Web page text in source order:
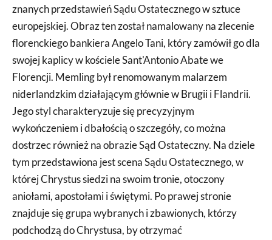
znanych przedstawień Sądu Ostatecznego w sztuce
europejskiej. Obraz ten został namalowany na zlecenie
florenckiego bankiera Angelo Tani, który zamówił go dla
swojej kaplicy w kościele Sant'Antonio Abate we
Florencji. Memling był renomowanym malarzem
niderlandzkim działającym głównie w Brugii i Flandrii.
Jego styl charakteryzuje się precyzyjnym
wykończeniem i dbałością o szczegóły, co można
dostrzec również na obrazie Sąd Ostateczny. Na dziele
tym przedstawiona jest scena Sądu Ostatecznego, w
której Chrystus siedzi na swoim tronie, otoczony
aniołami, apostołami i świętymi. Po prawej stronie
znajduje się grupa wybranych i zbawionych, którzy
podchodzą do Chrystusa, by otrzymać